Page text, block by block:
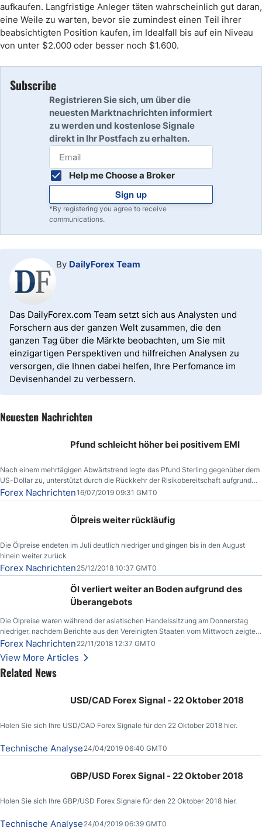
aufkaufen. Langfristige Anleger täten wahrscheinlich gut daran,
eine Weile zu warten, bevor sie zumindest einen Teil ihrer
beabsichtigten Position kaufen, im Idealfall bis auf ein Niveau
von unter $2.000 oder besser noch $1.600.
Subscribe
Registrieren Sie sich, um über die
neuesten Marktnachrichten informiert
zu werden und kostenlose Signale
direkt in Ihr Postfach zu erhalten.
Help me Choose a Broker
Sign up
*By registering you agree to receive
communications.
By DailyForex Team
Das DailyForex.com Team setzt sich aus Analysten und
Forschern aus der ganzen Welt zusammen, die den
ganzen Tag über die Märkte beobachten, um Sie mit
einzigartigen Perspektiven und hilfreichen Analysen zu
versorgen, die Ihnen dabei helfen, Ihre Perfomance im
Devisenhandel zu verbessern.
Neuesten Nachrichten
Pfund schleicht höher bei positivem EMI
Nach einem mehrtägigen Abwärtstrend legte das Pfund Sterling gegenüber dem
US-Dollar zu, unterstützt durch die Rückkehr der Risikobereitschaft aufgrund
der Nachricht,
Forex Nachrichten16/07/2019 09:31 GMT0
Ölpreis weiter rückläufig
Die Ölpreise endeten im Juli deutlich niedriger und gingen bis in den August
hinein weiter zurück
Forex Nachrichten 25/12/2018 10:37 GMT0
Öl verliert weiter an Boden aufgrund des
Überangebots
Die Ölpreise waren während der asiatischen Handelssitzung am Donnerstag
niedriger, nachdem Berichte aus den Vereinigten Staaten vom Mittwoch zeigten,
dass die US-Rohöllagerbestände den höchsten Stand seit Dezember 2017
erreichten.
Forex Nachrichten 22/11/2018 12:37 GMT0
View More Articles
Related News
USD/CAD Forex Signal - 22 Oktober 2018
Holen Sie sich Ihre USD/CAD Forex Signale für den 22 Oktober 2018 hier.
Technische Analyse 24/04/2019 06:40 GMT0
GBP/USD Forex Signal - 22 Oktober 2018
Holen Sie sich Ihre GBP/USD Forex Signale für den 22 Oktober 2018 hier.
Technische Analyse 24/04/2019 06:39 GMT0